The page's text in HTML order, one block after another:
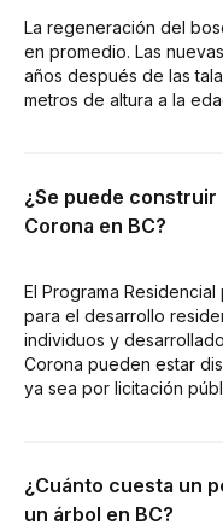
La regeneración del
en promedio. Las
años después de las
metros de altura a la
¿Se puede construir
Corona en BC?
El Programa
para el desarrollo
individuos y
Corona pueden estar
ya sea por licitación
¿Cuánto cuesta un
un árbol en BC?